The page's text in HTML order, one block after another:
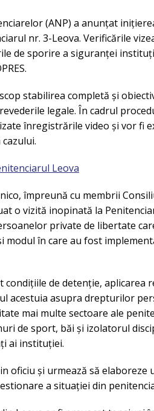
(ANP) a anunțat
nr. 3-Leova. Verificările
de sporire a siguranței
stabilirea completă și
legale. În cadrul
înregistrările video și vor fi
Leova
împreună cu membrii
o vizită inopinată la
private de libertate
modul în care au fost
condițiile de detenție, aplicarea
acestuia asupra drepturilor
mai multe sectoare ale
de sport, băi și izolatorul
ai instituției.
oficiu și urmează să
a situației din